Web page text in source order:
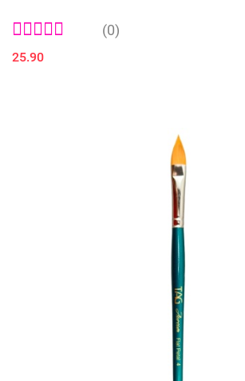
(0)
25.90